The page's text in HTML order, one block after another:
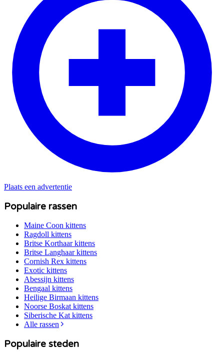
Plaats een advertentie
Populaire rassen
Maine Coon kittens
Ragdoll kittens
Britse Korthaarkittens
Britse Langhaarkittens
Cornish Rex kittens
Exotic kittens
Abessijn kittens
Bengaal kittens
Heilige Birmaan kittens
Noorse Boskat kittens
Siberische Kat kittens
Alle rassen
Populaire steden